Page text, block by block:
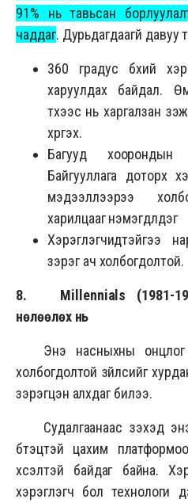
91% нь тавьсан
чаддаг. Дурьдагдаагүй давуу
360 градус бүхий
харуулдах байдал.
түүхээс нь харгалзан
хүргэх.
Багууд хоорондын
Байгууллага доторх
мэдээллээрээ
харилцааг нэмэгдүүлдэг
Хэрэглэгчидтэйгээ
зэрэг ач холбогдолтой.
8. Millennials (1981-
нөлөөлөх нь
Энэ насныхны онцлог
холбогдолтой зүйлсийг
зэрэгцэн алхдаг билээ.
Судалгаанаас үзэхэд
бүтэцтэй цахим
хүсэлтэй байдаг байна.
хэрэглэгч бол технологи